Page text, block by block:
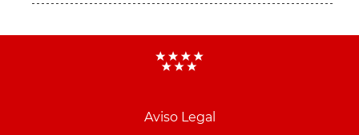
Aviso Legal